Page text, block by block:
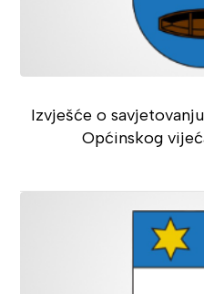
Izvješće o
Općinskog